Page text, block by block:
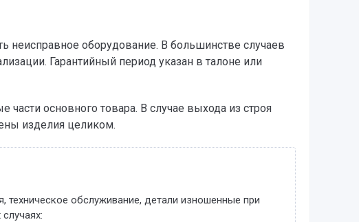
неисправное оборудование. В большинстве случаев
Гарантийный период указан в талоне или
основного товара. В случае выхода из строя
изделия целиком.
техническое обслуживание, детали изношенные при